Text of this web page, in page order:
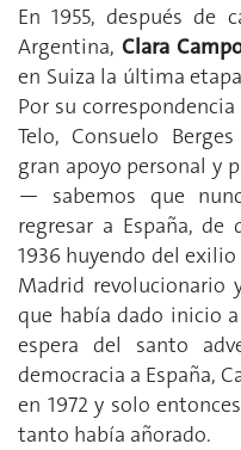
En 1955, después de
Argentina, Clara
en Suiza la última
Por su
Telo, Consuelo
gran apoyo personal y
— sabemos que
regresar a España,
1936 huyendo del
Madrid
que había dado inicio
espera del santo
democracia a España,
en 1972 y solo
tanto había añorado.